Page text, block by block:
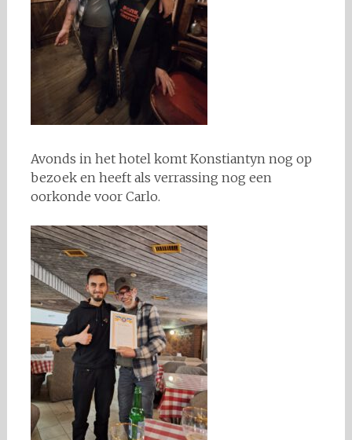
Avonds in het hotel komt Konstiantyn nog op
bezoek en heeft als verrassing nog een
oorkonde voor Carlo.